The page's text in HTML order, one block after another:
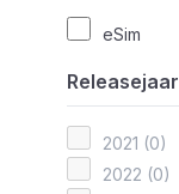
eSim
Releasejaar
2021 (0)
2022 (0)